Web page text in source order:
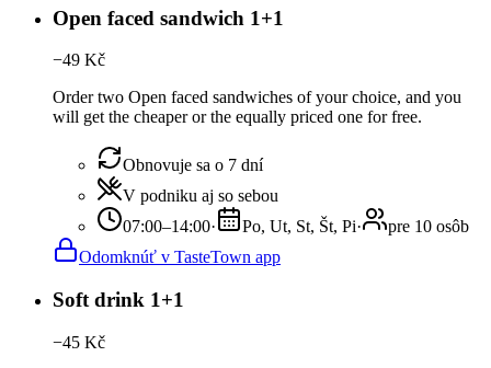
Open faced sandwich 1+1
−49 Kč
Order two Open faced sandwiches of your choice, and you
will get the cheaper or the equally priced one for free.
Obnovuje sa o 7 dní
V podniku aj so sebou
07:00–14:00· Po, Ut, St, Št, Pi·
pre 10 osôb
Odomknúť v TasteTown app
Soft drink 1+1
−45 Kč